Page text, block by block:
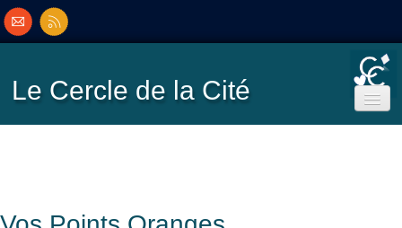
Le Cercle de la Cité